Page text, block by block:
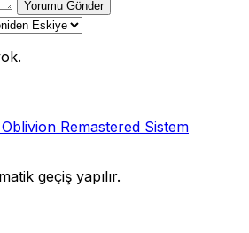
Yorumu Gönder
Remastered Sistem
geçiş yapılır.